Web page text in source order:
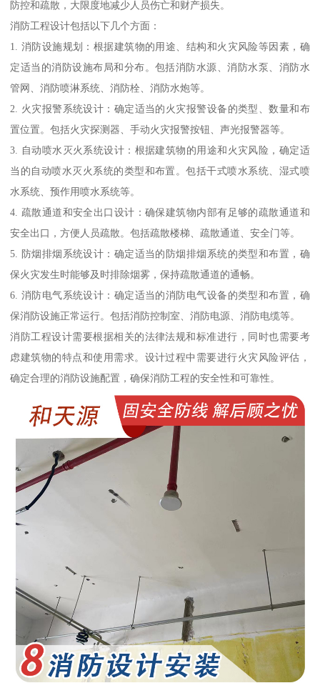
防控和疏散，大限度地减少人员伤亡和财产损失。
消防工程设计包括以下几个方面：
1. 消防设施规划：根据建筑物的用途、结构和火灾风险等因素，确
定适当的消防设施布局和分布。包括消防水源、消防水泵、消防水
管网、消防喷淋系统、消防栓、消防水炮等。
2. 火灾报警系统设计：确定适当的火灾报警设备的类型、数量和布
置位置。包括火灾探测器、手动火灾报警按钮、声光报警器等。
3. 自动喷水灭火系统设计：根据建筑物的用途和火灾风险，确定适
当的自动喷水灭火系统的类型和布置。包括干式喷水系统、湿式喷
水系统、预作用喷水系统等。
4. 疏散通道和安全出口设计：确保建筑物内部有足够的疏散通道和
安全出口，方便人员疏散。包括疏散楼梯、疏散通道、安全门等。
5. 防烟排烟系统设计：确定适当的防烟排烟系统的类型和布置，确
保火灾发生时能够及时排除烟雾，保持疏散通道的通畅。
6. 消防电气系统设计：确定适当的消防电气设备的类型和布置，确
保消防设施正常运行。包括消防控制室、消防电源、消防电缆等。
消防工程设计需要根据相关的法律法规和标准进行，同时也需要考
虑建筑物的特点和使用需求。设计过程中需要进行火灾风险评估，
确定合理的消防设施配置，确保消防工程的安全性和可靠性。